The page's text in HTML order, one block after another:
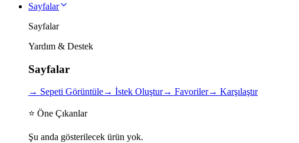
Sayfalar
Sayfalar
Yardım & Destek
Sayfalar
→ Sepeti Görüntüle→ İstek Oluştur→ Favoriler→ Karşılaştır
⭐ Öne Çıkanlar
Şu anda gösterilecek ürün yok.